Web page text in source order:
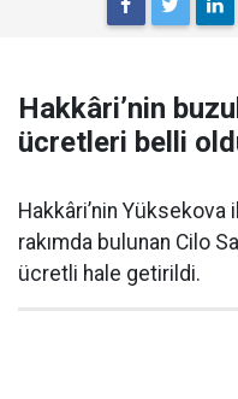
Hakkâri’nin
ücretleri belli
Hakkâri’nin Yüksekova
rakımda bulunan Cilo
ücretli hale getirildi.